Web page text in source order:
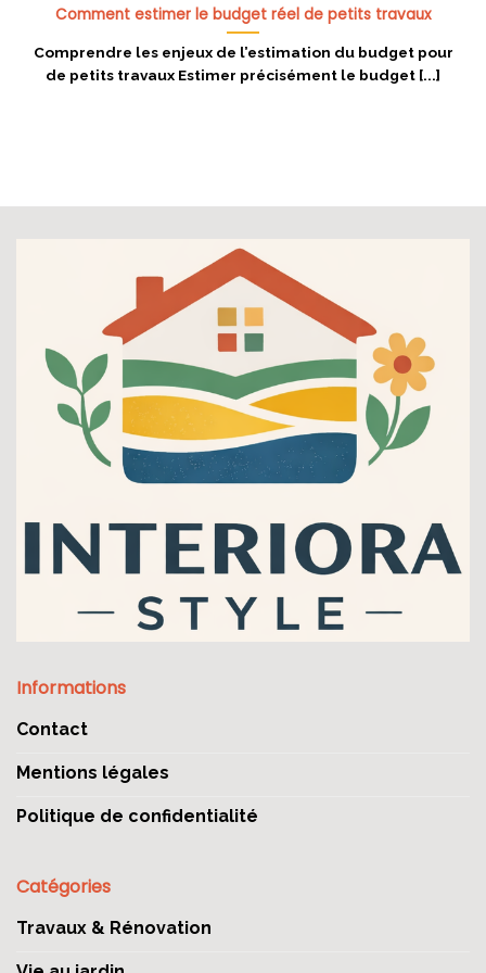
Comment estimer le budget réel de petits travaux
Comprendre les enjeux de l’estimation du budget pour
de petits travaux Estimer précisément le budget [...]
Informations
Contact
Mentions légales
Politique de confidentialité
Catégories
Travaux & Rénovation